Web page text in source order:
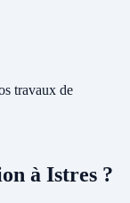
travaux de
à Istres ?